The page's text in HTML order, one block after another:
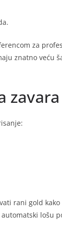
za
znatno veću
zavara
rani gold
lošu